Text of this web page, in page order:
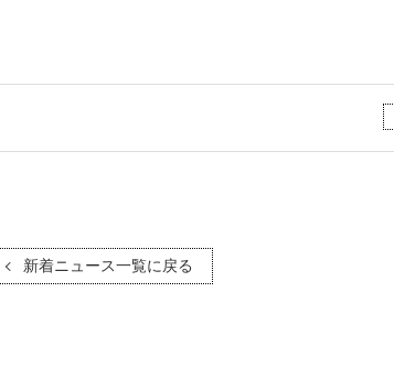
新着ニュース一覧に戻る